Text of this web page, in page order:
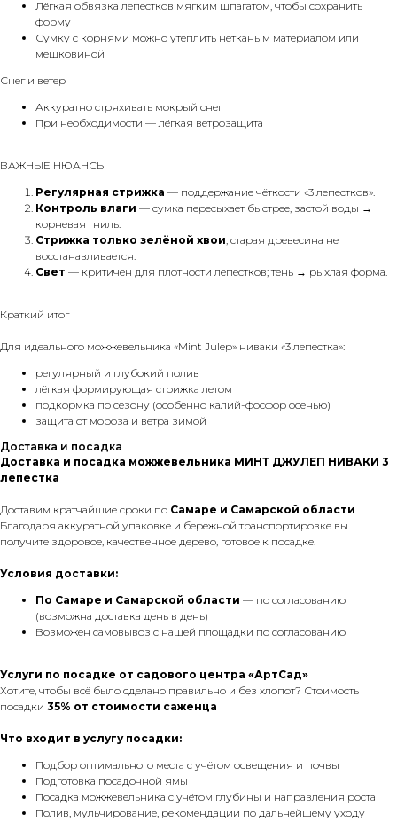
Лёгкая обвязка лепестков мягким шпагатом, чтобы сохранить
форму
Сумку с корнями можно утеплить нетканым материалом или
мешковиной
Снег и ветер
Аккуратно стряхивать мокрый снег
При необходимости — лёгкая ветрозащита
ВАЖНЫЕ НЮАНСЫ
Регулярная стрижка — поддержание чёткости «3 лепестков».
Контроль влаги — сумка пересыхает быстрее, застой воды →
корневая гниль.
Стрижка только зелёной хвои , старая древесина не
восстанавливается.
Свет — критичен для плотности лепестков; тень → рыхлая форма.
Краткий итог
Для идеального можжевельника «Mint Julep» ниваки «3 лепестка»:
регулярный и глубокий полив
лёгкая формирующая стрижка летом
подкормка по сезону (особенно калий-фосфор осенью)
защита от мороза и ветра зимой
Доставка и посадка
Доставка и посадка можжевельника МИНТ ДЖУЛЕП НИВАКИ 3
лепестка
Доставим кратчайшие сроки по Самаре и Самарской области
Благодаря аккуратной упаковке и бережной транспортировке вы
получите здоровое, качественное дерево, готовое к посадке.
Условия доставки:
По Самаре и Самарской области — по согласованию
(возможна доставка день в день)
Возможен самовывоз с нашей площадки по согласованию
Услуги по посадке от садового центра «АртСад»
Хотите, чтобы всё было сделано правильно и без хлопот? Стоимость
посадки 35% от стоимости саженца
Что входит в услугу посадки:
Подбор оптимального места с учётом освещения и почвы
Подготовка посадочной ямы
Посадка можжевельника с учётом глубины и направления роста
Полив, мульчирование, рекомендации по дальнейшему уходу